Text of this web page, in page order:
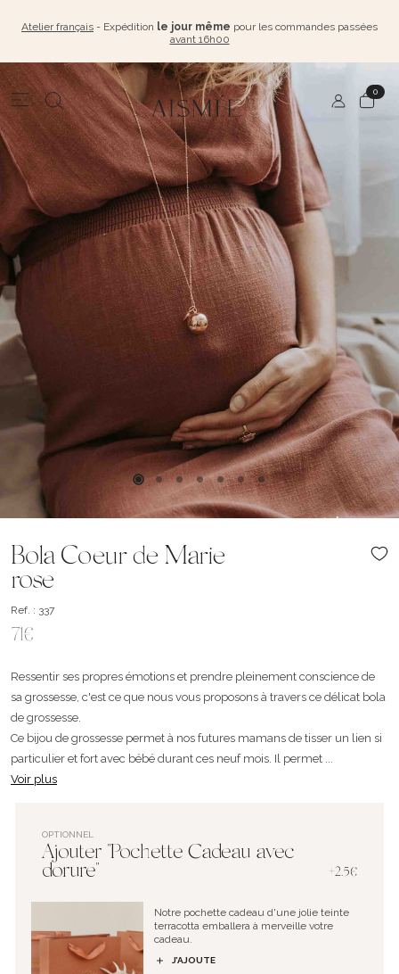
Atelier français - Expédition le jour même pour les commandes passées
avant 16h00
0
Bola Coeur de Marie
rose
Ref. : 337
71€
Ressentir ses propres émotions et prendre pleinement conscience de
sa grossesse, c'est ce que nous vous proposons à travers ce délicat bola
de grossesse.
Ce bijou de grossesse permet à nos futures mamans de tisser un lien si
particulier et fort avec bébé durant ces neuf mois. Il permet ...
Voir plus
OPTIONNEL
Ajouter "Pochette Cadeau avec
dorure"
+2.5€
Notre pochette cadeau d'une jolie teinte
terracotta emballera à merveille votre
cadeau.
J’AJOUTE